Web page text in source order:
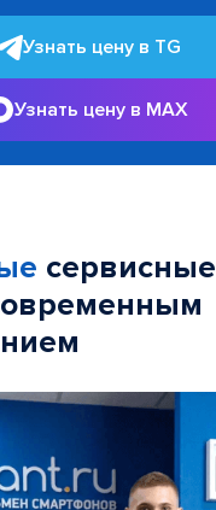
Узнать цену в TG
Узнать цену в MAX
сервисные